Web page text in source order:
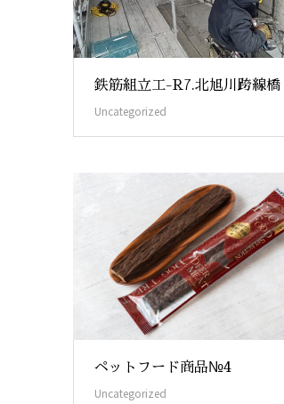
鉄筋組立工-R7.北旭川跨線橋
Uncategorized
ペットフード商品№4
Uncategorized